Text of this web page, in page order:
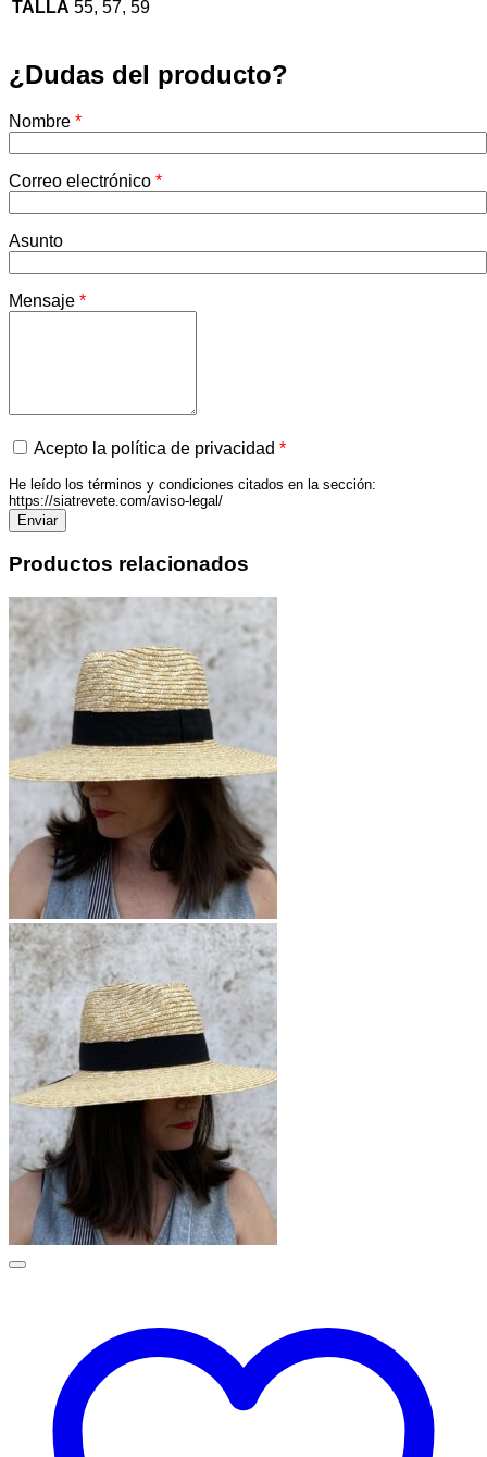
TALLA 55, 57, 59
¿Dudas del producto?
Nombre *
Correo electrónico *
Asunto
Mensaje *
Acepto la política de privacidad *
He leído los términos y condiciones citados en la sección:
https://siatrevete.com/aviso-legal/
Productos relacionados